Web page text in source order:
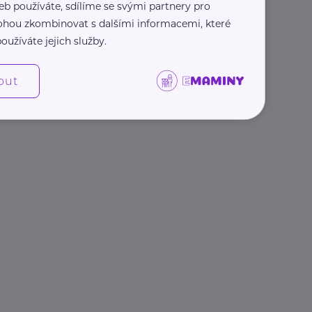
používáte, sdílíme se svými partnery pro
zkombinovat s dalšími informacemi, které
jejich služby.